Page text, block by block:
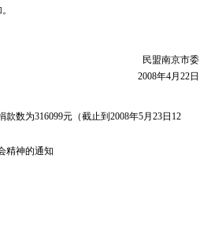
民盟南京市委
2008年4月22日
数为316099元（截止到2008年5月23日12
精神的通知